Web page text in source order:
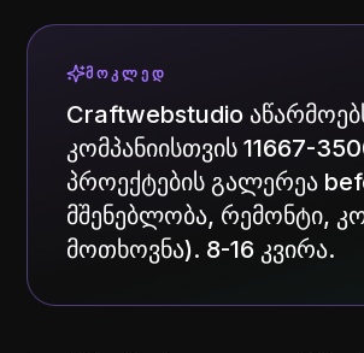
ᲛᲝᲙᲚᲔᲓ
Craftwebstudio
კომპანიისთვის 11667-
პროექტების გალერეა
მშენებლობა, რემონტი,
მოთხოვნა). 8-16 კვირა.